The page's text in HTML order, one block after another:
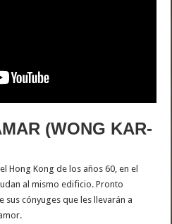
(WONG KAR-
Hong Kong de los años 60, en el
al mismo edificio. Pronto
cónyuges que les llevarán a